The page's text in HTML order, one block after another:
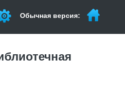
Обычная версия: